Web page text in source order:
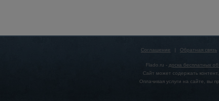
Соглашение | Обратная связь
Flado.ru - доска бесплатных
Сайт может содержать
Оплачивая услуги на сайте, вы